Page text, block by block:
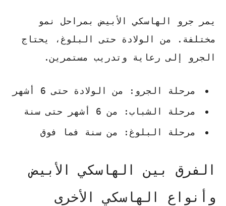
يمر جرو الهاسكي الأبيض بمراحل نمو
مختلفة. من الولادة حتى البلوغ، يحتاج
الجرو إلى رعاية وتدريب مستمرين.
مرحلة الجرو: من الولادة حتى 6 أشهر
مرحلة الشباب: من 6 أشهر حتى سنة
مرحلة البلوغ: من سنة فما فوق
الفرق بين الهاسكي الأبيض
وأنواع الهاسكي الأخرى